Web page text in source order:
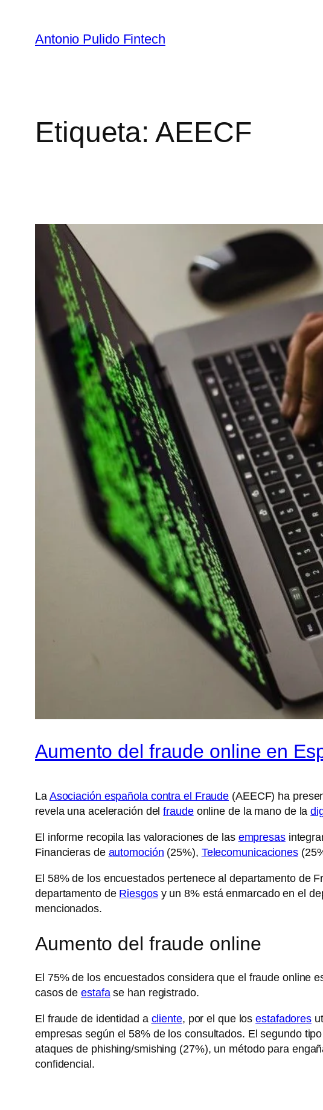
Antonio Pulido Fintech
Etiqueta: AEECF
Aumento del fraude online en
La Asociación española contra el Fraude (AEECF) ha
revela una aceleración delfraudeonline de la mano de la
El informe recopila las valoraciones de las empresas
Financieras de automoción (25%), Telecomunicaciones
El 58% de los encuestados pertenece al departamento de
departamento de Riesgosy un 8% está enmarcado en el
mencionados.
Aumento del fraude online
El 75% de los encuestados considera que el fraude online
casos deestafase han registrado.
El fraude de identidad a cliente, por el que losestafadores
empresas según el 58% de los consultados. El segundo
ataques de phishing/smishing (27%), un método para
confidencial.